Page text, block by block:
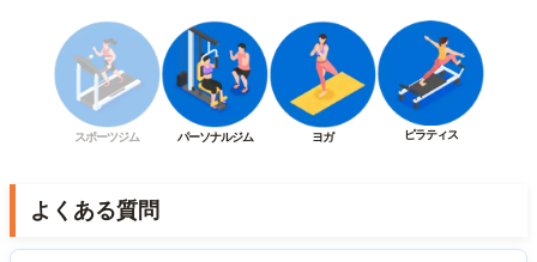
スポーツジム パーソナルジム ヨガ ピラティス
よくある質問